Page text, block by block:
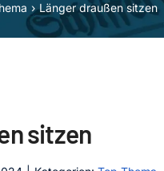
Länger draußen sitzen
sitzen